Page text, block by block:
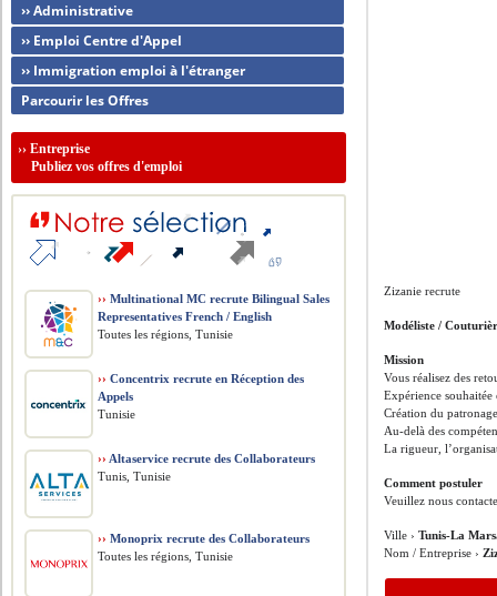
Zizanie recrute
Modéliste /
Mission
Vous réalisez des
Expérience
Création du
Au-delà des
La rigueur,
Comment postuler
Veuillez nous
Ville ›Tunis-La
Nom / Entreprise ›
›› Administrative
›› Emploi Centre d'Appel
›› Immigration emploi à l'étranger
Parcourir les Offres
››Entreprise
Publiez vos offres d'emploi
›› Multinational MC recrute Bilingual Sales
Representatives French / English
Toutes les régions, Tunisie
›› Concentrix recrute en Réception des
Appels
Tunisie
›› Altaservice recrute des Collaborateurs
Tunis, Tunisie
›› Monoprix recrute des Collaborateurs
Toutes les régions, Tunisie